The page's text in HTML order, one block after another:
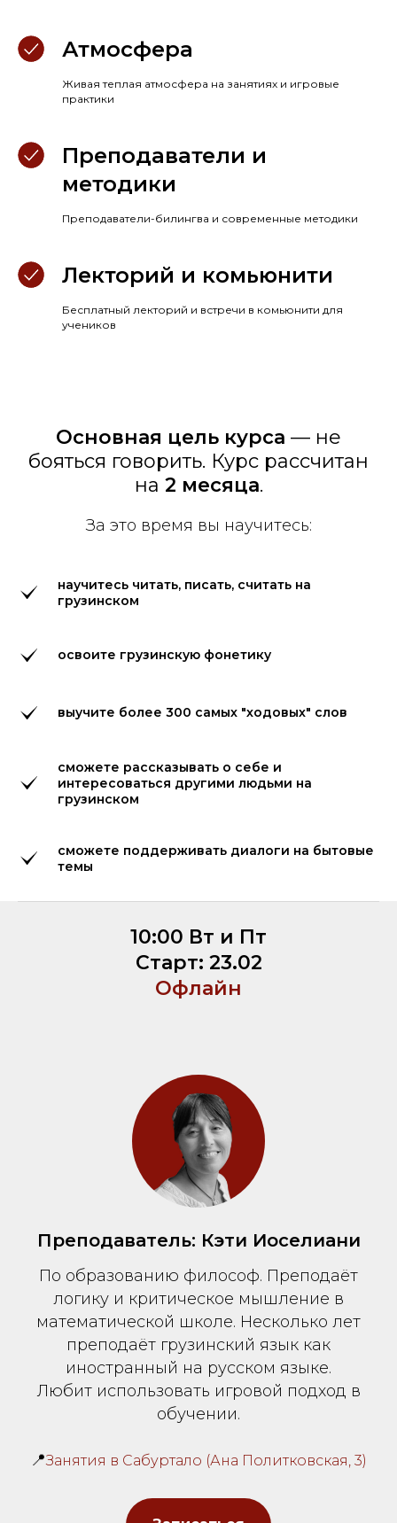
Атмосфера
Живая теплая атмосфера на занятиях и игровые
практики
Преподаватели и
методики
Преподаватели-билингва и современные методики
Лекторий и комьюнити
Бесплатный лекторий и встречи в комьюнити для
учеников
Основная цель курса — не
бояться говорить. Курс рассчитан
на 2 месяца.
За это время вы научитесь:
научитесь читать, писать, считать на
грузинском
освоите грузинскую фонетику
выучите более 300 самых "ходовых" слов
сможете рассказывать о себе и
интересоваться другими людьми на
грузинском
сможете поддерживать диалоги на бытовые
темы
10:00 Вт и Пт
Старт: 23.02
Офлайн
Преподаватель: Кэти Иоселиани
По образованию философ. Преподаёт
логику и критическое мышление в
математической школе. Несколько лет
преподаёт грузинский язык как
иностранный на русском языке.
Любит использовать игровой подход в
обучении.
📍Занятия в Сабуртало (Ана Политковская, 3)